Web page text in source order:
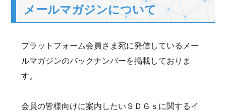
メールマガジンについて
プラットフォーム会員さま宛に発信しているメー
ルマガジンのバックナンバーを掲載しておりま
す。
会員の皆様向けに案内したいＳＤＧｓに関するイ